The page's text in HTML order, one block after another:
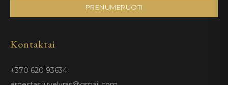
PRENUMERUOTI
Kontaktai
+370 620 93634